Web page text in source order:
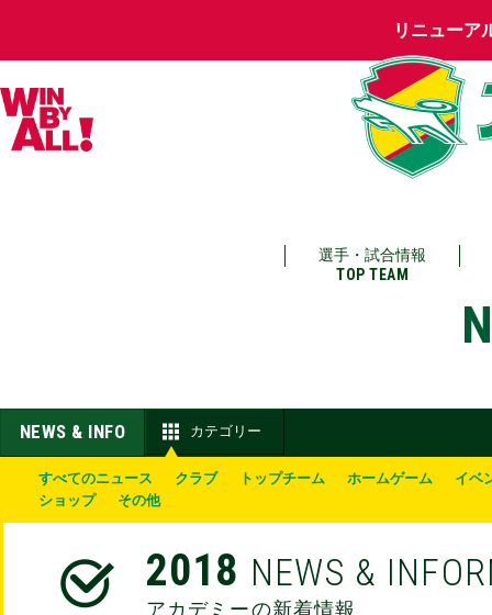
リニューア
選手・試合情報
TOP TEAM
NEWS & INFO カテゴリー
すべてのニュース クラブ トップチーム ホームゲーム
イベ
ショップ
その他
2018 NEWS &
アカデミーの新着情報